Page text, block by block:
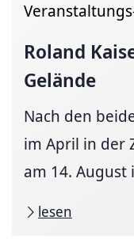
Roland
Gelände
Nach den
im April in der
am 14. August
lesen